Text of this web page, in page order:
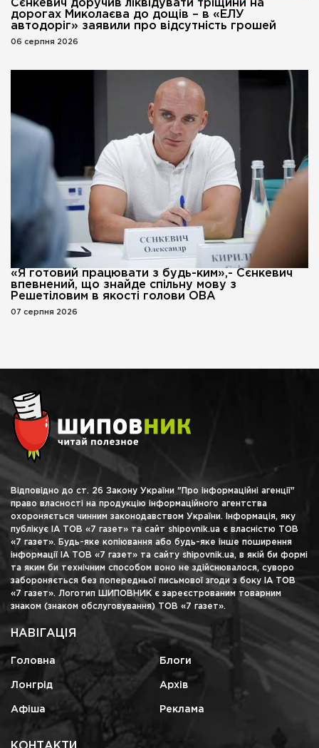
Сєнкевич доручив ліквідувати тріщини на
дорогах Миколаєва до дощів – в «ЕЛУ
автодоріг» заявили про відсутність грошей
06 серпня 2026
«Я готовий працювати з будь-ким»,- Сєнкевич
впевнений, що знайде спільну мову з
Решетіловим в якості голови ОВА
07 серпня 2026
Відповідно до ст. 26 Закону України "Про інформаційні агенції"
право власності на продукцію інформаційного агентства
охороняється чинним законодавством України. Інформація, яку
публікує ІА ТОВ «7 газет» та сайт shipovnik.ua є власністю ТОВ
«7 газет». Будь-яке копіювання або будь-яке інше поширення
інформації ІА ТОВ «7 газет» та сайту shipovnik.ua, в якій би формі
та яким би технічним способом воно не здійснювалося, суворо
забороняється без попередньої письмової згоди з боку ІА ТОВ
«7 газет». Логотип ШИПОВНИК є зареєстрованим товарним
знаком (знаком обслуговування) ТОВ «7 газет».
НАВІГАЦІЯ
Головна Блоги
Лонгрід Архів
Афіша Реклама